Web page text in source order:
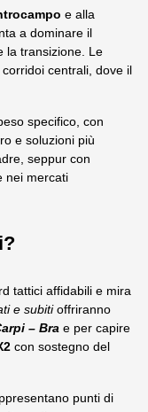
e alla
a dominare il
la transizione. Le
centrali, dove il
specifico, con
e soluzioni più
seppur con
nei mercati
tattici affidabili e mira
e subitioffriranno
– Bra e per capire
con sostegno del
punti di